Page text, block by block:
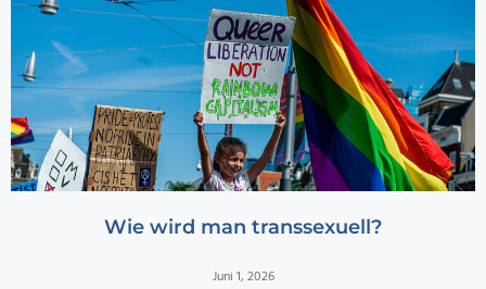
Wie wird man transsexuell?
Juni 1, 2026